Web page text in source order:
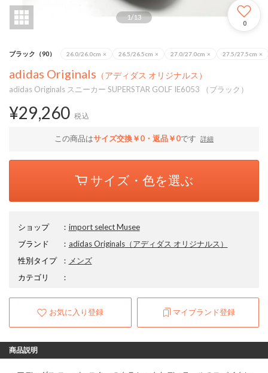
1/13
0
ブラック（90） 26.0/26.0cm × 26.5/26.5cm × 27.0/27.0cm × 27.5/27.5cm ×
adidas Originals （アディダス オリジナルス）
adidas Originals スニーカー SUPERSTAR GOLF IE6053 （ブラック）
¥29,260 税込
この商品はサイズ交換￥0・返品￥0です 詳細
サイズ・色を選ぶ
ショップ ： import select Musee
ブランド
： adidas Originals（アディダス オリジナルス）
性別タイプ
： メンズ
カテゴリ
：
お気に入り登録 マイブランド登録
商品説明